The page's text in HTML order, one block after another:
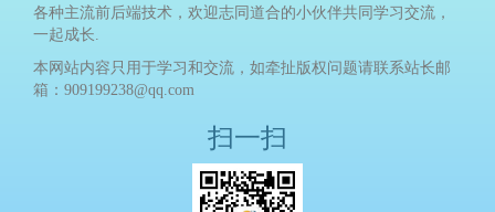
各种主流前后端技术，欢迎志同道合的小伙伴共同学习交流，
一起成长.
本网站内容只用于学习和交流，如牵扯版权问题请联系站长邮
箱：909199238@qq.com
扫一扫